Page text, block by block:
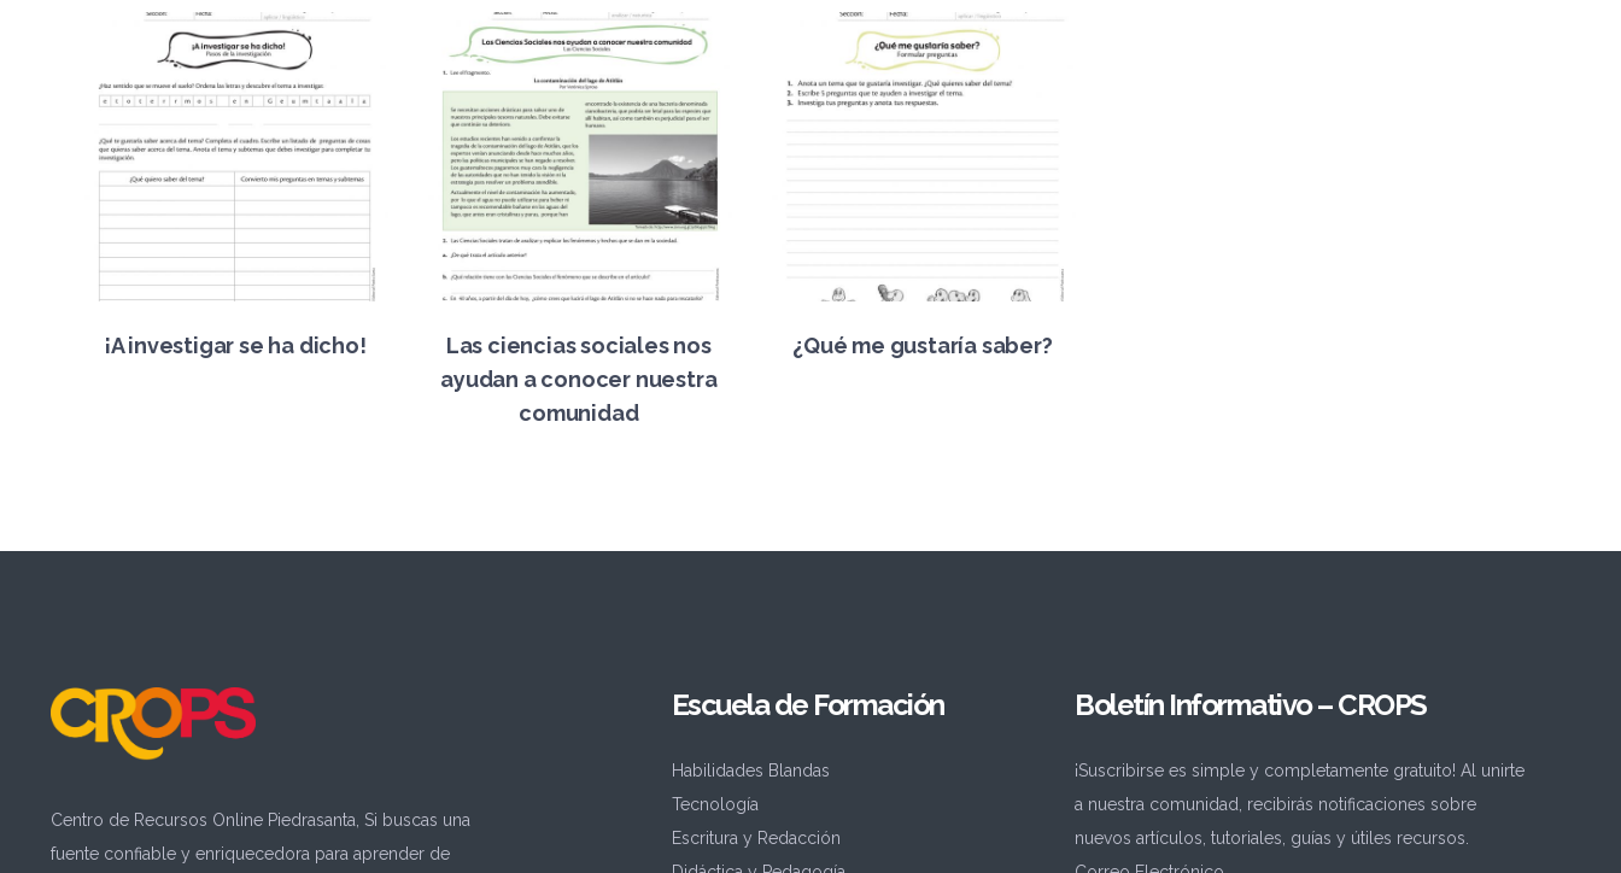
¡A investigar se ha dicho!
Las ciencias sociales nos
ayudan a conocer nuestra
comunidad
¿Qué me gustaría saber?
Centro de Recursos Online Piedrasanta, Si buscas una
fuente confiable y enriquecedora para aprender de
Escuela de Formación
Habilidades Blandas
Tecnología
Escritura y Redacción
Boletín Informativo – CROPS
¡Suscribirse es simple y completamente gratuito! Al unirte
a nuestra comunidad, recibirás notificaciones sobre
nuevos artículos, tutoriales, guías y útiles recursos.